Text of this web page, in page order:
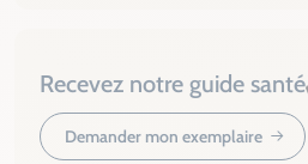
Recevez notre guide santé
Demander mon exemplaire